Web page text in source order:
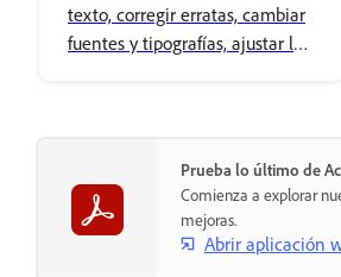
texto, corregir erratas, cambiar
fuentes y tipografías, ajustar la
Prueba lo último de
Comienza a explorar
mejoras.
Abrir aplicación